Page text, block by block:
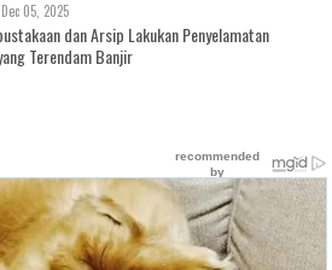
Dec 05, 2025
dan Arsip Lakukan Penyelamatan
Terendam Banjir